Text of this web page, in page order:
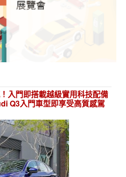
入門即搭載越級實用科技配備
Q3入門車型即享受高質感駕